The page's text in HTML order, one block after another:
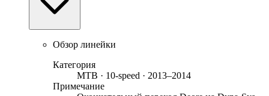
Обзор линейки
Категория
MTB · 10-speed · 2013–2014
Примечание